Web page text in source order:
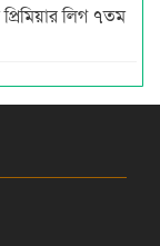
লিগ ৭তম